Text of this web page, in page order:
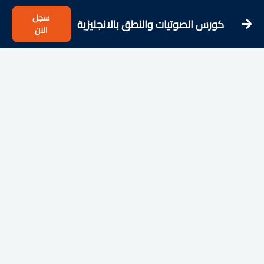
كورس الصوتيات والنطق بالانجليزية
للمبتدئ
سجل
الان